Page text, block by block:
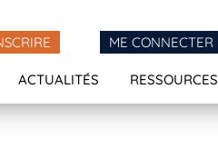
ME CONNECTER
ACTUALITÉS RESSOURCES